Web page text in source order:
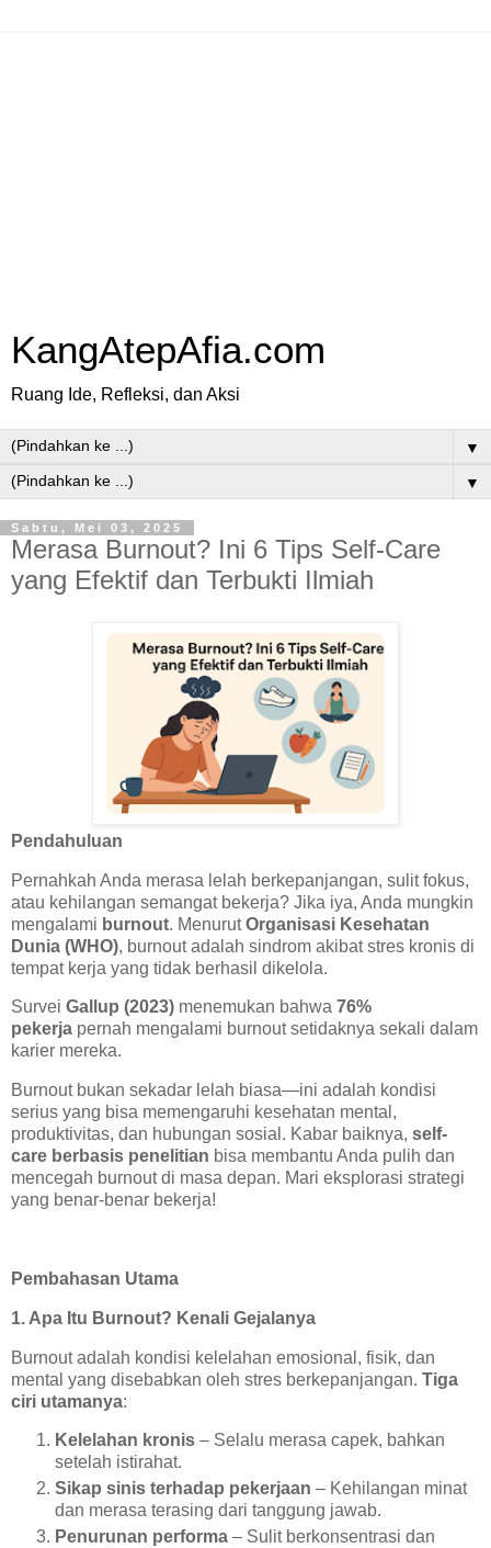
KangAtepAfia.com
Ruang Ide, Refleksi, dan Aksi
▼
▼
Sabtu, Mei 03, 2025
Merasa Burnout? Ini 6 Tips Self-Care
yang Efektif dan Terbukti Ilmiah
Pendahuluan
Pernahkah Anda merasa lelah berkepanjangan, sulit fokus,
atau kehilangan semangat bekerja? Jika iya, Anda mungkin
mengalami burnout. MenurutOrganisasi Kesehatan
Dunia (WHO), burnout adalah sindrom akibat stres kronis di
tempat kerja yang tidak berhasil dikelola.
Survei Gallup (2023) menemukan bahwa 76%
pekerja pernah mengalami burnout setidaknya sekali dalam
karier mereka.
Burnout bukan sekadar lelah biasa—ini adalah kondisi
serius yang bisa memengaruhi kesehatan mental,
produktivitas, dan hubungan sosial. Kabar baiknya, self-
care berbasis penelitian bisa membantu Anda pulih dan
mencegah burnout di masa depan. Mari eksplorasi strategi
yang benar-benar bekerja!
Pembahasan Utama
1. Apa Itu Burnout? Kenali Gejalanya
Burnout adalah kondisi kelelahan emosional, fisik, dan
mental yang disebabkan oleh stres berkepanjangan. Tiga
ciri utamanya:
Kelelahan kronis – Selalu merasa capek, bahkan
setelah istirahat.
Sikap sinis terhadap pekerjaan – Kehilangan minat
dan merasa terasing dari tanggung jawab.
Penurunan performa – Sulit berkonsentrasi dan